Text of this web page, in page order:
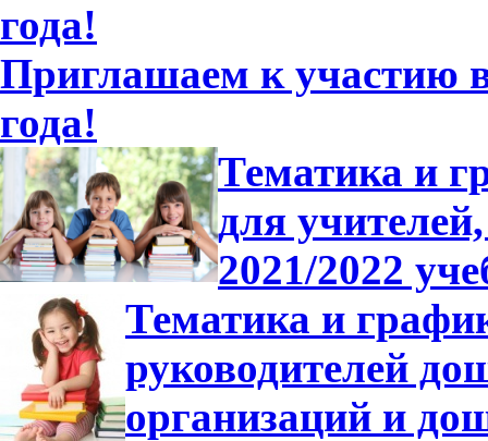
года!
Приглашаем к участию в
года!
Тематика и
для
2021/2022
Тематика и
руководителей
организаций и